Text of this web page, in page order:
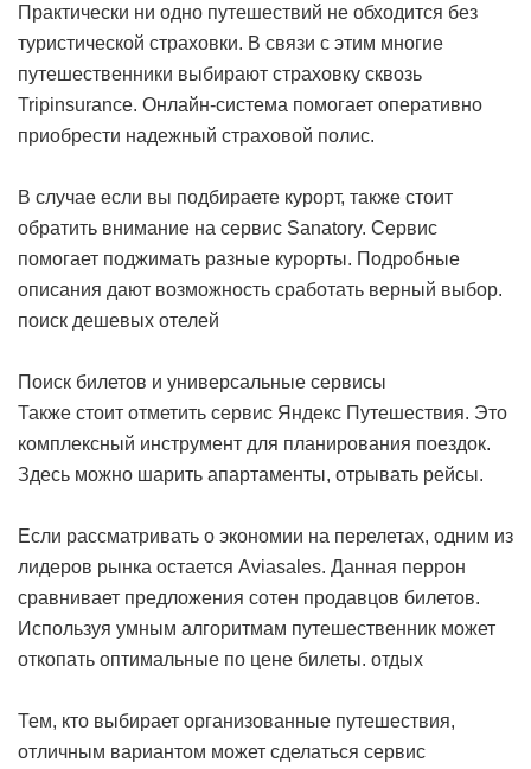
Практически ни одно путешествий не обходится без
туристической страховки. В связи с этим многие
путешественники выбирают страховку сквозь
Tripinsurance. Онлайн-система помогает оперативно
приобрести надежный страховой полис.
В случае если вы подбираете курорт, также стоит
обратить внимание на сервис Sanatory. Сервис
помогает поджимать разные курорты. Подробные
описания дают возможность сработать верный выбор.
поиск дешевых отелей
Поиск билетов и универсальные сервисы
Также стоит отметить сервис Яндекс Путешествия. Это
комплексный инструмент для планирования поездок.
Здесь можно шарить апартаменты, отрывать рейсы.
Если рассматривать о экономии на перелетах, одним из
лидеров рынка остается Aviasales. Данная перрон
сравнивает предложения сотен продавцов билетов.
Используя умным алгоритмам путешественник может
откопать оптимальные по цене билеты. отдых
Тем, кто выбирает организованные путешествия,
отличным вариантом может сделаться сервис